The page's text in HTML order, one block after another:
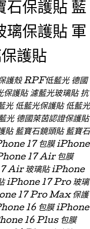
石保護貼 藍
璃保護貼 軍
護貼
護殼 RPF低藍光 德國
護貼 濾藍光玻璃貼 抗
光 低藍光保護貼 低藍光
光 德國萊茵認證保護貼
貼 藍寶石鏡頭貼 藍寶石
17 包膜 iPhone
17 Air 包膜
Air 玻璃貼 iPhone
iPhone 17 Pro 玻璃
17 Pro Max 保護
16 包膜 iPhone
16 Plus 包膜